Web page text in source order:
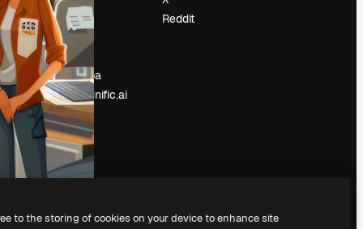
Slidesgo
Vendi i tuoi
contenuti
Sala stampa
Cerchi magnific.ai
Reddit
to the storing of cookies on your device to enhance site